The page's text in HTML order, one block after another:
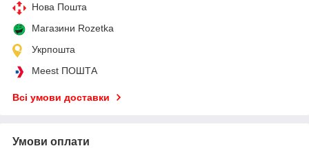
Нова Пошта
Магазини Rozetka
Укрпошта
Meest ПОШТА
Всі умови доставки
Умови оплати